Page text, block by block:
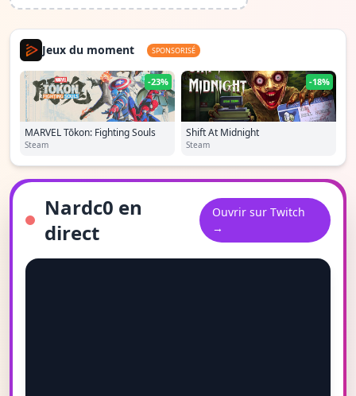
Jeux du moment SPONSORISÉ
-23%
MARVEL Tōkon: Fighting Souls
Steam
-18%
Shift At Midnight
Steam
Nardc0 en
direct
Ouvrir sur Twitch
→